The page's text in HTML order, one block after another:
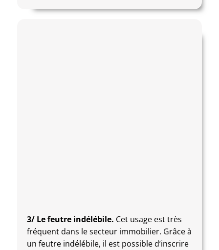
3/ Le feutre indélébile. Cet usage est très
fréquent dans le secteur immobilier. Grâce à
un feutre indélébile, il est possible d’inscrire